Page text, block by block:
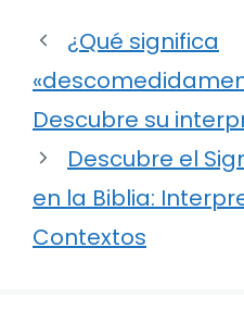
¿Qué significa
Descubre su
Descubre el
en la Biblia:
Contextos